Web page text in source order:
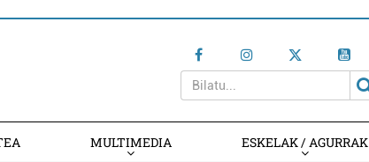
MULTIMEDIA ESKELAK / AGURRAK